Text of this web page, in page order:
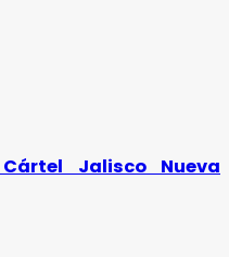
Jalisco Nueva